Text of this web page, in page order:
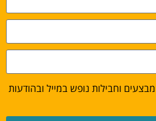
וחבילות נופש במייל ובהודעות